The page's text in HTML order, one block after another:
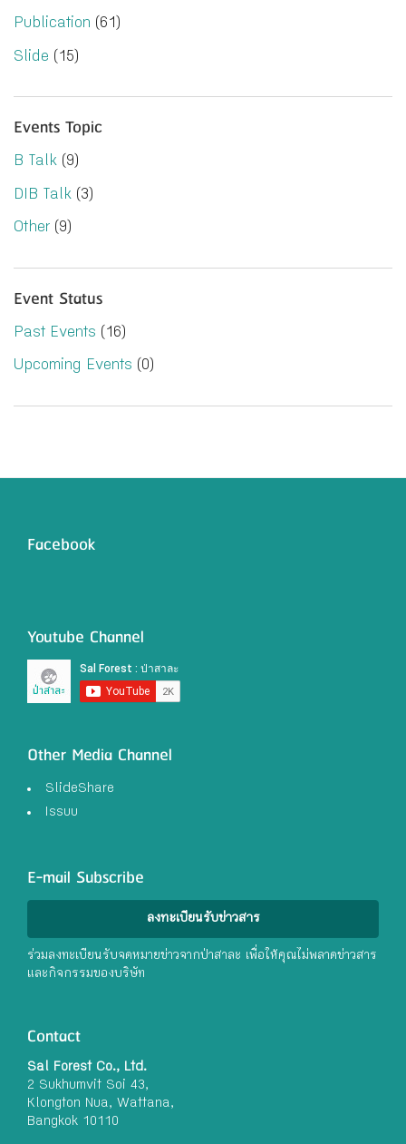
Publication (61)
Slide (15)
Events Topic
B Talk (9)
DIB Talk (3)
Other (9)
Event Status
Past Events (16)
Upcoming Events (0)
Facebook
Youtube Channel
Other Media Channel
SlideShare
Issuu
E-mail Subscribe
ลงทะเบียนรับข่าวสาร
ร่วมลงทะเบียนรับจดหมายข่าวจากป่าสาละ เพื่อให้คุณไม่พลาดข่าวสาร
และกิจกรรมของบริษัท
Contact
Sal Forest Co., Ltd.
2 Sukhumvit Soi 43,
Klongton Nua, Wattana,
Bangkok 10110